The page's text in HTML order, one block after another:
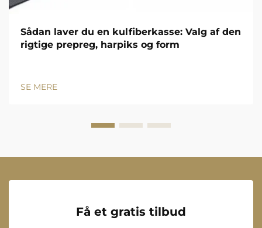
Sådan laver du en kulfiberkasse: Valg af den
rigtige prepreg, harpiks og form
SE MERE
Få et gratis tilbud